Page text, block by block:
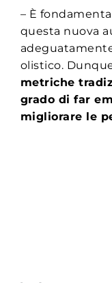
– È
questa nuova
olistico.
metriche
grado di far
migliorare le